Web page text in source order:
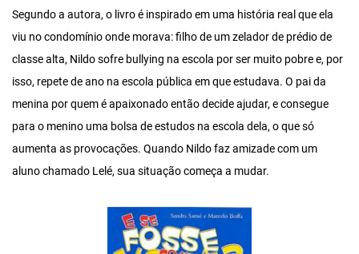
Segundo a autora, o livro é inspirado em uma história real que ela
viu no condomínio onde morava: filho de um zelador de prédio de
classe alta, Nildo sofre bullying na escola por ser muito pobre e, por
isso, repete de ano na escola pública em que estudava. O pai da
menina por quem é apaixonado então decide ajudar, e consegue
para o menino uma bolsa de estudos na escola dela, o que só
aumenta as provocações. Quando Nildo faz amizade com um
aluno chamado Lelé, sua situação começa a mudar.